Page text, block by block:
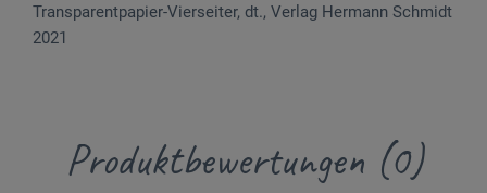
Transparentpapier-Vierseiter, dt., Verlag Hermann Schmidt
2021
Produktbewertungen (0)